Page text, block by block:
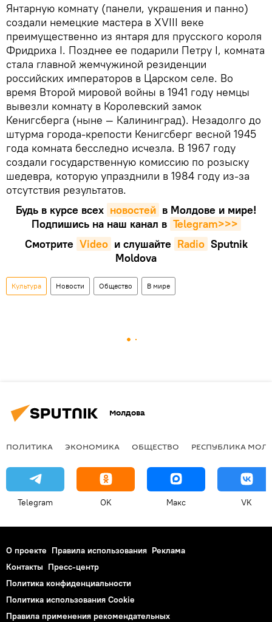
Янтарную комнату (панели, украшения и панно)
создали немецкие мастера в XVIII веке
преимущественно из янтаря для прусского короля
Фридриха I. Позднее ее подарили Петру I, комната
стала главной жемчужиной резиденции
российских императоров в Царском селе. Во
время Второй мировой войны в 1941 году немцы
вывезли комнату в Королевский замок
Кенигсберга (ныне — Калининград). Незадолго до
штурма города-крепости Кенигсберг весной 1945
года комната бесследно исчезла. В 1967 году
создали государственную комиссию по розыску
шедевра, которую упразднили в 1984 году из-за
отсутствия результатов.
Будь в курсе всех новостей в Молдове и мире!
Подпишись на наш канал в Telegram>>>
Смотрите Video и слушайте Radio Sputnik
Moldova
Культура Новости Общество В мире
Молдова
ПОЛИТИКА ЭКОНОМИКА ОБЩЕСТВО РЕСПУБЛИКА
Telegram OK Макс VK
О проекте Правила использования Реклама
Контакты Пресс-центр
Политика конфиденциальности
Политика использования Cookie
Правила применения рекомендательных